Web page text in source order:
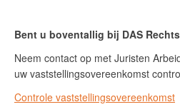
Bent u boventallig bij DAS
Neem contact op met Juristen
uw vaststellingsovereenkomst
Controle vaststellingsovereenkomst